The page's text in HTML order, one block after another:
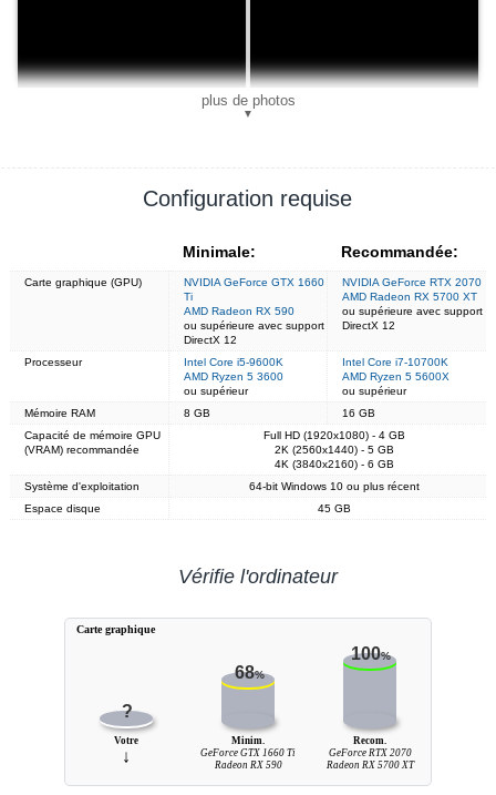
plus de photos
▼
Configuration requise
Minimale: Recommandée:
Carte graphique (GPU)
NVIDIA GeForce GTX 1660
Ti
AMD Radeon RX 590
ou supérieure avec support
DirectX 12
NVIDIA GeForce RTX 2070
AMD Radeon RX 5700 XT
ou supérieure avec support
DirectX 12
Processeur
Intel Core i5-9600K
AMD Ryzen 5 3600
ou supérieur
Intel Core i7-10700K
AMD Ryzen 5 5600X
ou supérieur
Mémoire RAM
8 GB
16 GB
Capacité de mémoire GPU
(VRAM) recommandée
Full HD (1920x1080) - 4 GB
2K (2560x1440) - 5 GB
4K (3840x2160) - 6 GB
Système d'exploitation
64-bit Windows 10 ou plus récent
Espace disque
45 GB
Vérifie l'ordinateur
?
68%
100%
Votre
↓
Minim.
GeForce GTX 1660 Ti
Radeon RX 590
Recom.
GeForce RTX 2070
Radeon RX 5700 XT
Carte graphique